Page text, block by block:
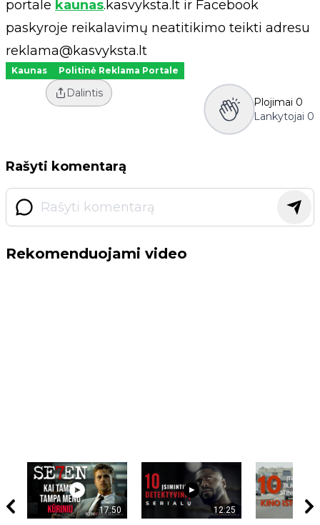
portale kaunas.kasvyksta.lt ir Facebook
paskyroje reikalavimų neatitikimo teikti adresu
reklama@kasvyksta.lt
Kaunas Politinė Reklama Portale
Dalintis
Plojimai 0
Lankytojai 0
Rašyti komentarą
Rekomenduojami video
17:50 12:25